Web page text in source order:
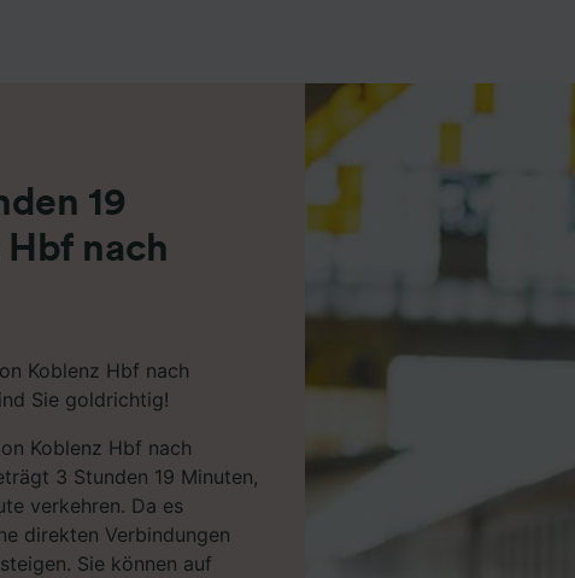
19
nach
Koblenz Hbf nach
Sie goldrichtig!
Koblenz Hbf nach
3 Stunden 19 Minuten,
verkehren. Da es
direkten Verbindungen
Sie können auf